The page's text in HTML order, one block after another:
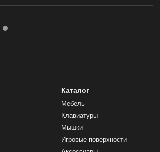
Каталог
Мебель
Клавиатуры
Мышки
Игровые поверхности